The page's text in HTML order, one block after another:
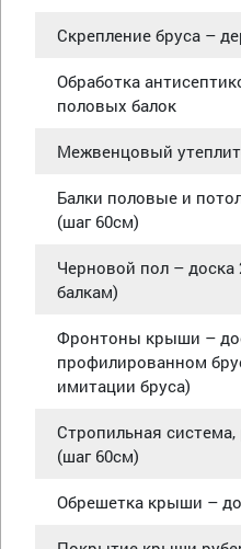
Скрепление бруса –
Обработка
половых балок
Межвенцовый
Балки половые и
(шаг 60см)
Черновой пол –
балкам)
Фронтоны крыши –
профилированном
имитации бруса)
Стропильная система,
(шаг 60см)
Обрешетка крыши –